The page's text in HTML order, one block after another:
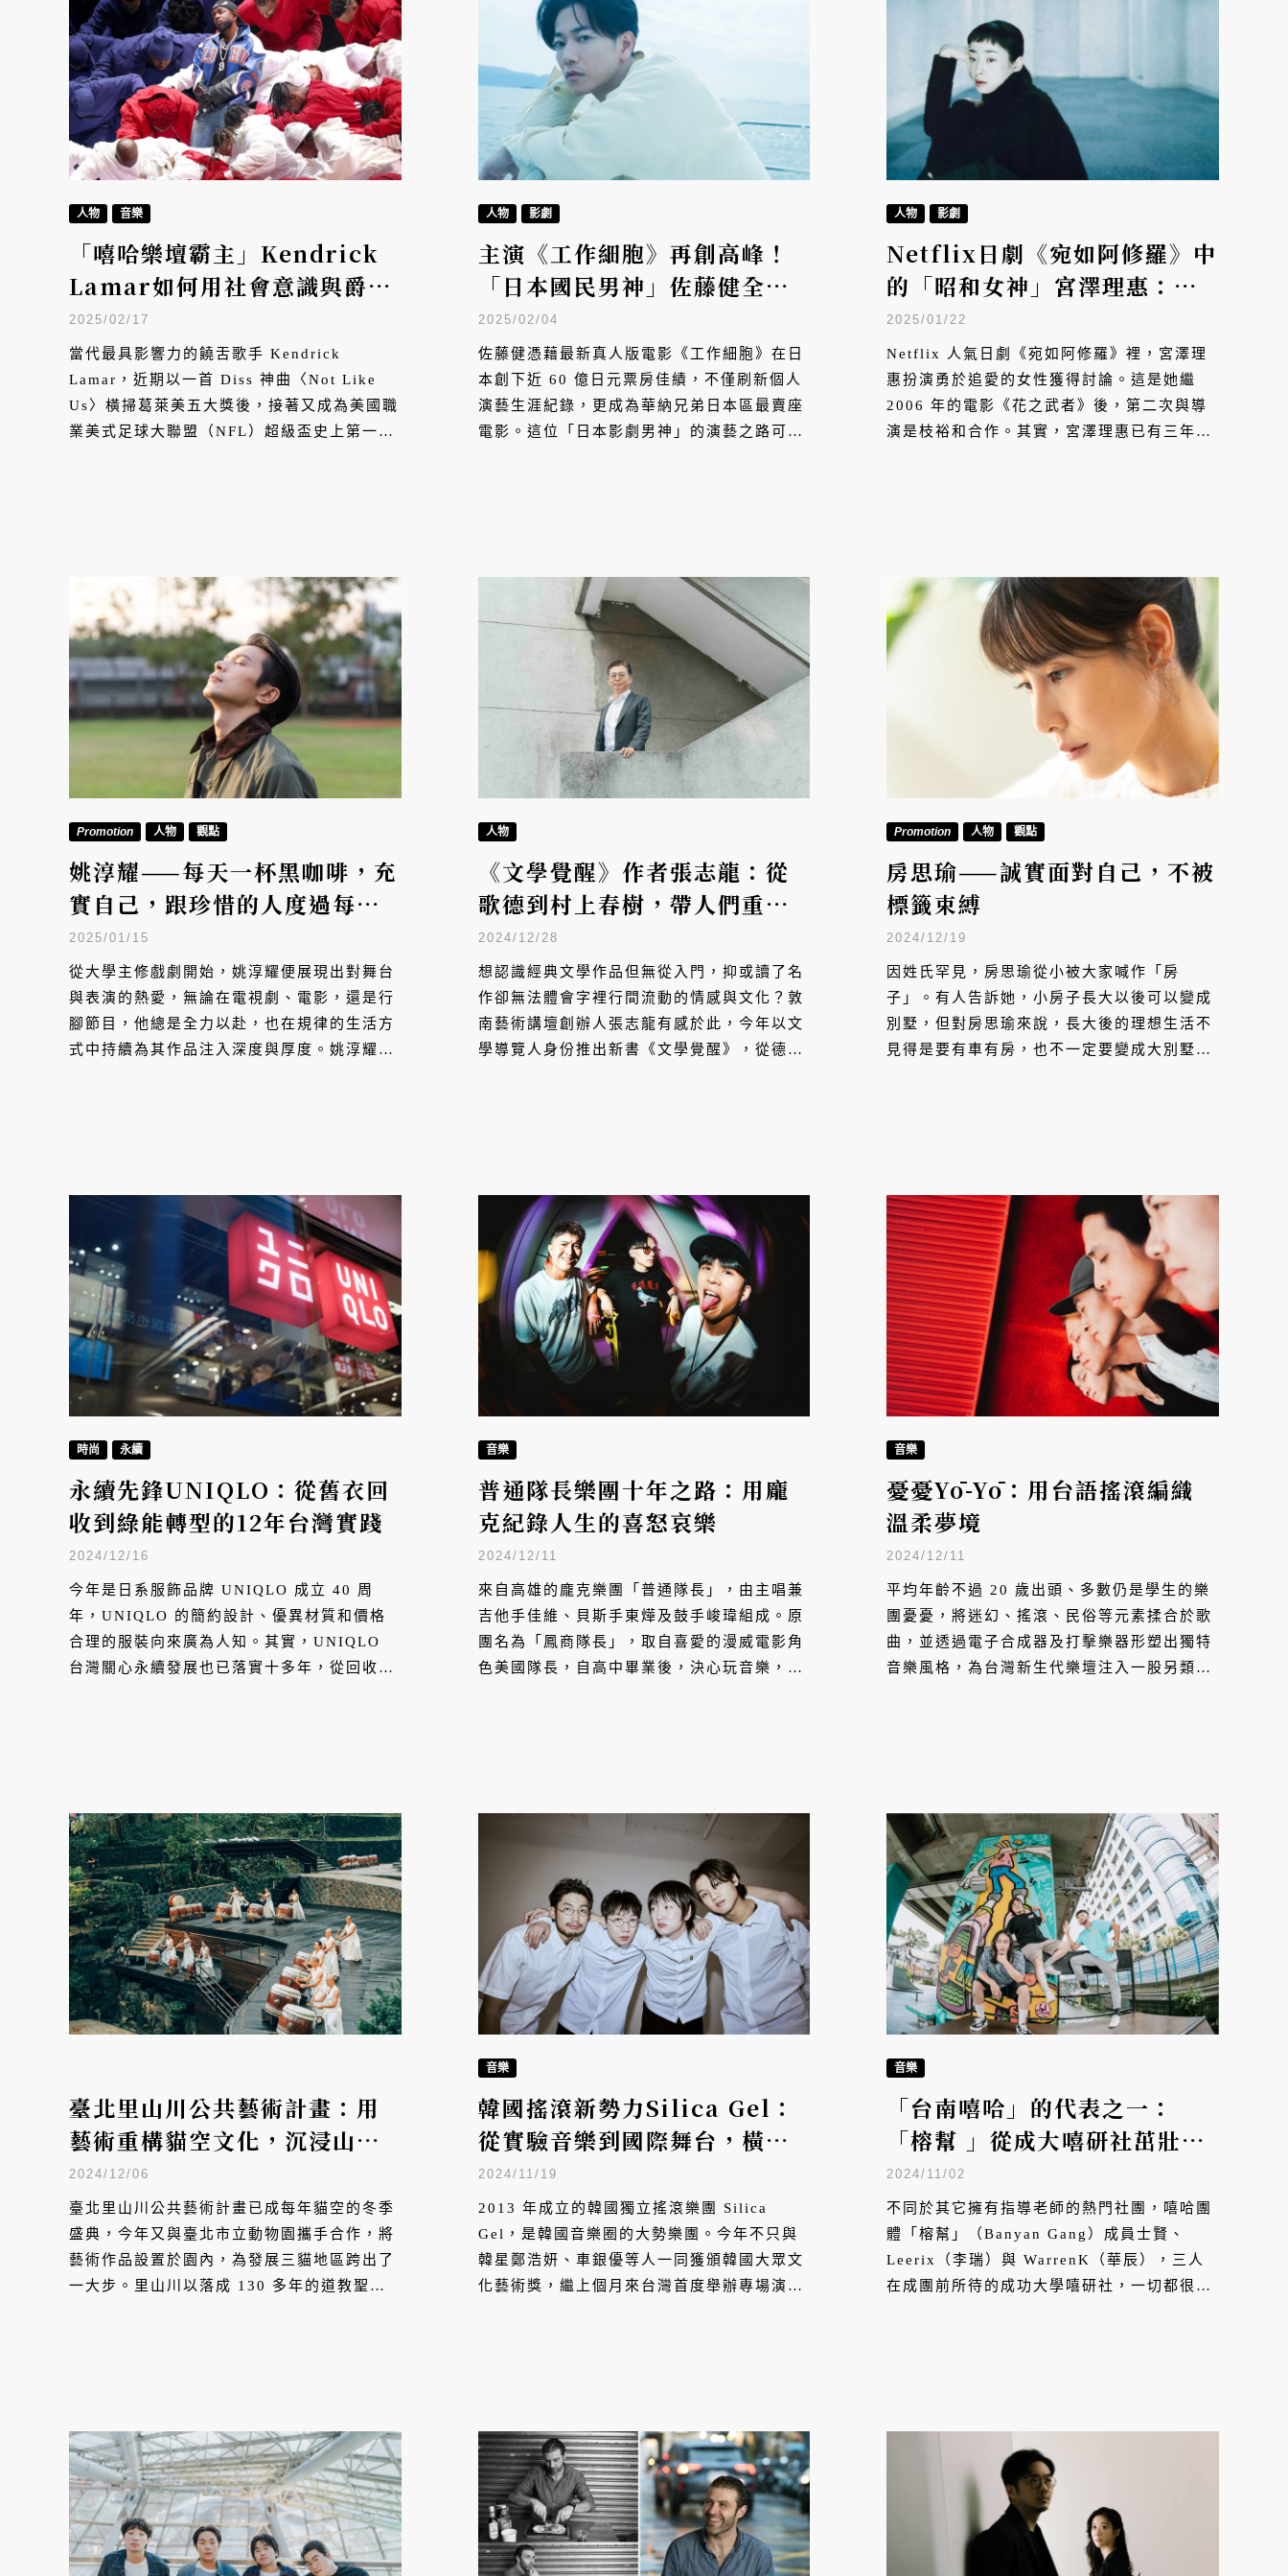
人物 音樂
「嘻哈樂壇霸主」Kendrick
Lamar如何用社會意識與爵士
靈魂「重塑」饒舌文化？一文
全解析！
2025/02/17
當代最具影響力的饒舌歌手 Kendrick
Lamar，近期以一首 Diss 神曲〈Not Like
Us〉橫掃葛萊美五大獎後，接著又成為美國職
業美式足球大聯盟（NFL）超級盃史上第一位
影響眾多饒舌歌手，成為如今現象級的超級巨
星。
人物 影劇
主演《工作細胞》再創高峰！
「日本國民男神」佐藤健全解
析：如何屢次掀起社會現象，
並夢想向世界推銷日本影劇！
2025/02/04
佐藤健憑藉最新真人版電影《工作細胞》在日
本創下近 60 億日元票房佳績，不僅刷新個人
演藝生涯紀錄，更成為華納兄弟日本區最賣座
電影。這位「日本影劇男神」的演藝之路可追
級作品持續影響日本影視文化。
人物 影劇
Netflix日劇《宛如阿修羅》中
的「昭和女神」宮澤理惠：如
何從轟動全國的美少女到殿堂
級影后？
2025/01/22
Netflix 人氣日劇《宛如阿修羅》裡，宮澤理
惠扮演勇於追愛的女性獲得討論。這是她繼
2006 年的電影《花之武者》後，第二次與導
演是枝裕和合作。其實，宮澤理惠已有三年沒
Promotion 人物 觀點
姚淳耀——每天一杯黑咖啡，充
實自己，跟珍惜的人度過每一
天
2025/01/15
從大學主修戲劇開始，姚淳耀便展現出對舞台
與表演的熱愛，無論在電視劇、電影，還是行
腳節目，他總是全力以赴，也在規律的生活方
式中持續為其作品注入深度與厚度。姚淳耀的
人物
《文學覺醒》作者張志龍：從
歌德到村上春樹，帶人們重新
回到青春與文學
2024/12/28
想認識經典文學作品但無從入門，抑或讀了名
作卻無法體會字裡行間流動的情感與文化？敦
南藝術講壇創辦人張志龍有感於此，今年以文
學導覽人身份推出新書《文學覺醒》，從德國
藝術史講師和美術館顧問的張志龍，再次轉
身，成為一位經典文學的導讀人。
Promotion 人物 觀點
房思瑜——誠實面對自己，不被
標籤束縛
2024/12/19
因姓氏罕見，房思瑜從小被大家喊作「房
子」。有人告訴她，小房子長大以後可以變成
別墅，但對房思瑜來說，長大後的理想生活不
見得是要有車有房，也不一定要變成大別墅，
時尚 永續
永續先鋒UNIQLO：從舊衣回
收到綠能轉型的12年台灣實踐
2024/12/16
今年是日系服飾品牌 UNIQLO 成立 40 周
年，UNIQLO 的簡約設計、優異材質和價格
合理的服裝向來廣為人知。其實，UNIQLO
台灣關心永續發展也已落實十多年，從回收衣
音樂
普通隊長樂團十年之路：用龐
克紀錄人生的喜怒哀樂
2024/12/11
來自高雄的龐克樂團「普通隊長」，由主唱兼
吉他手佳維、貝斯手東燁及鼓手峻瑋組成。原
團名為「鳳商隊長」，取自喜愛的漫威電影角
色美國隊長，自高中畢業後，決心玩音樂，因
音樂
憂憂Yō-Yō：用台語搖滾編織
溫柔夢境
2024/12/11
平均年齡不過 20 歲出頭、多數仍是學生的樂
團憂憂，將迷幻、搖滾、民俗等元素揉合於歌
曲，並透過電子合成器及打擊樂器形塑出獨特
音樂風格，為台灣新生代樂壇注入一股另類能
臺北里山川公共藝術計畫：用
藝術重構貓空文化，沉浸山林
自然美好
2024/12/06
臺北里山川公共藝術計畫已成每年貓空的冬季
盛典，今年又與臺北市立動物園攜手合作，將
藝術作品設置於園內，為發展三貓地區跨出了
一大步。里山川以落成 130 多年的道教聖地
音樂
韓國搖滾新勢力Silica Gel：
從實驗音樂到國際舞台，橫掃
韓國三大音樂獎的獨特之路
2024/11/19
2013 年成立的韓國獨立搖滾樂團 Silica
Gel，是韓國音樂圈的大勢樂團。今年不只與
韓星鄭浩妍、車銀優等人一同獲頒韓國大眾文
化藝術獎，繼上個月來台灣首度舉辦專場演唱
音樂
「台南嘻哈」的代表之一：
「榕幫 」從成大嘻研社茁壯成
榕
2024/11/02
不同於其它擁有指導老師的熱門社團，嘻哈團
體「榕幫」（Banyan Gang）成員士賢、
Leerix（李瑞）與 WarrenK（華辰），三人
在成團前所待的成功大學嘻研社，一切都很陽